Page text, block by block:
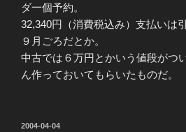
ダ一個予約。
32,340円（消費税込み）支払いは
９月ごろだとか。
中古では６万円とかいう値段がつ
ん作っておいてもらいたものだ。
投
2004-04-04